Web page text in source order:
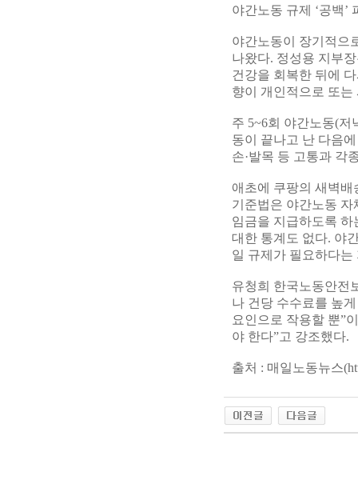
야간노동 규제 ‘공백’
야간노동이 장기적으
나왔다. 정성용 지부
건강을 회복한 뒤에
향이 개인적으로 또
주 5~6회 야간노동(저
동이 끝나고 난 다음
손·발목 등 고통과 각
애초에 쿠팡의 새벽
기준법은 야간노동
임금을 지급하도록
대한 통계도 없다. 야
일 규제가 필요하다
유청희 한국노동안전
나 건당 수수료를 높
요인으로 작용할 뿐”
야 한다”고 강조했다.
출처 : 매일노동뉴스(